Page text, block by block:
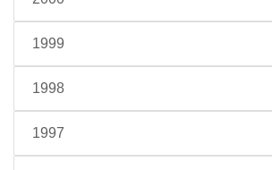
1999
1998
1997